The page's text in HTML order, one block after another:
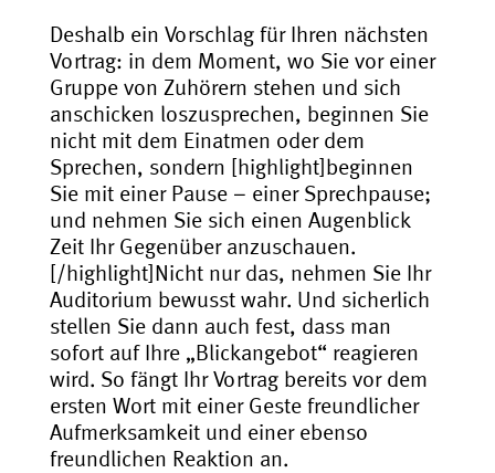
Deshalb ein Vorschlag für Ihren nächsten
Vortrag: in dem Moment, wo Sie vor einer
Gruppe von Zuhörern stehen und sich
anschicken loszusprechen, beginnen Sie
nicht mit dem Einatmen oder dem
Sprechen, sondern [highlight]beginnen
Sie mit einer Pause – einer Sprechpause;
und nehmen Sie sich einen Augenblick
Zeit Ihr Gegenüber anzuschauen.
[/highlight]Nicht nur das, nehmen Sie Ihr
Auditorium bewusst wahr. Und sicherlich
stellen Sie dann auch fest, dass man
sofort auf Ihre „Blickangebot“ reagieren
wird. So fängt Ihr Vortrag bereits vor dem
ersten Wort mit einer Geste freundlicher
Aufmerksamkeit und einer ebenso
freundlichen Reaktion an.